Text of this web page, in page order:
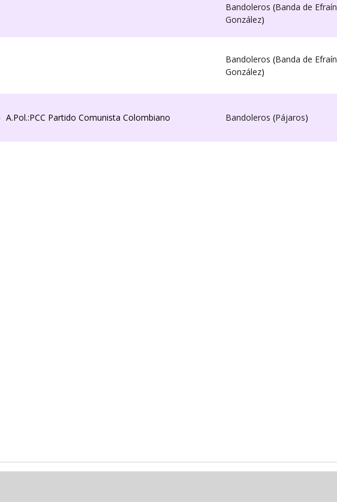
Bandoleros (Banda de Efraín
González)
Bandoleros (Banda de Efraín
González)
A.Pol.:PCC Partido Comunista Colombiano Bandoleros (Pájaros)